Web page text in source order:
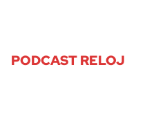
PODCAST RELOJ